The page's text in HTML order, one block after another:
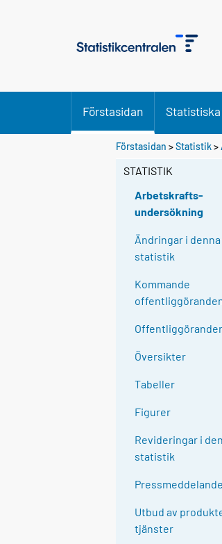
Förstasidan
Förstasidan >Statistik>
STATISTIK
Arbetskrafts-
undersökning
Ändringar i denna
statistik
Kommande
Översikter
Tabeller
Figurer
Revideringar i
statistik
Utbud av
tjänster